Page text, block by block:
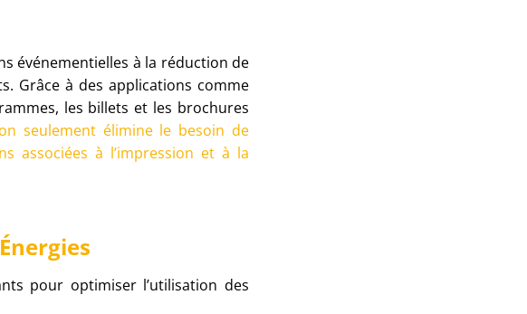
événementielles à la réduction de
Grâce à des applications comme
les billets et les brochures
seulement élimine le besoin de
associées à l’impression et à la
pour optimiser l’utilisation des